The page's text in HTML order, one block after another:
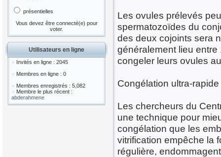
présentielles
Vous devez être connecté(e) pour
voter.
Utilisateurs en ligne
Invités en ligne : 2045
Membres en ligne : 0
Membres enregistrés : 5,082
Membre le plus récent :
abderahmene
Les ovules prélevés
spermatozoïdes du
des deux cojoints sera
généralement lieu
congeler leurs ovules
Congélation ultra-rapide
Les chercheurs du
une technique pour
congélation que les
vitrification empêche la
régulière,